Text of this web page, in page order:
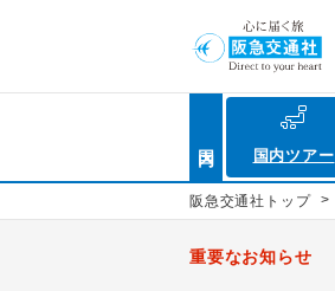
国内ツアー
阪急交通社トップ >
重要なお知らせ